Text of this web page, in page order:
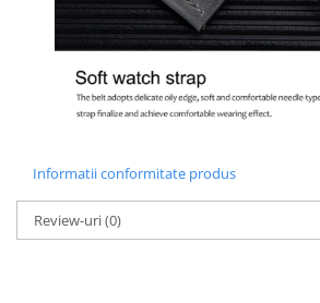
Informatii conformitate produs
Review-uri(0)